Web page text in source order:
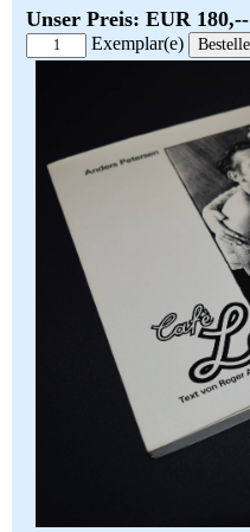
Unser Preis: EUR 180,--
Exemplar(e)